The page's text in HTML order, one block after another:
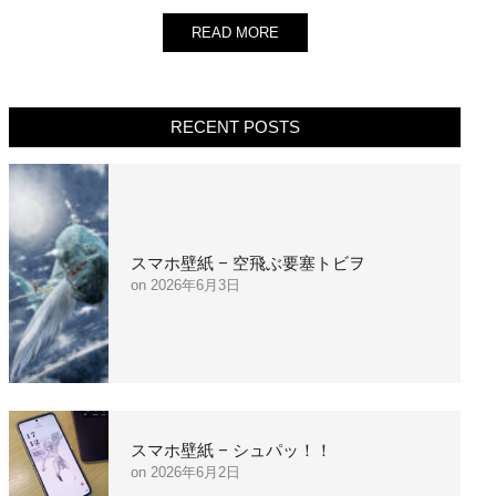
READ MORE
RECENT POSTS
スマホ壁紙 – 空飛ぶ要塞トビヲ
2026年6月3日
スマホ壁紙 – シュパッ！！
2026年6月2日